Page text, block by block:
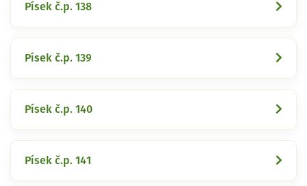
Písek č.p. 138
Písek č.p. 139
Písek č.p. 140
Písek č.p. 141